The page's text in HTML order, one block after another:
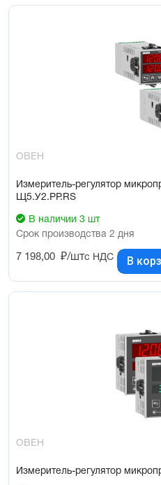
ОВЕН
Измеритель-регулятор
Щ5.У2.РР.RS
В наличии 3 шт
Срок производства 2 дня
7 198,00 ₽/штс НДС В
ОВЕН
Измеритель-регулятор